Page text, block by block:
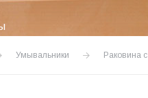
Умывальники Раковина